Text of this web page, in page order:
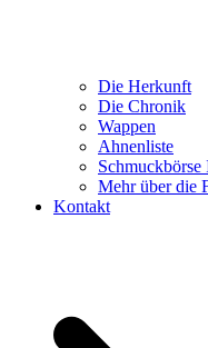
Die Herkunft
Die Chronik
Wappen
Ahnenliste
Schmuckbörse
Mehr über die
Kontakt